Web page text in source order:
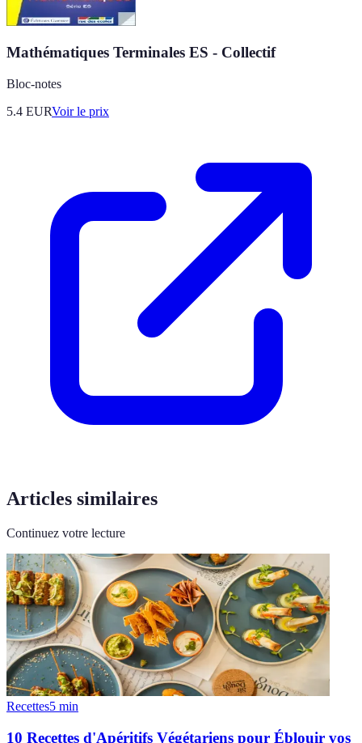
Mathématiques Terminales ES - Collectif
Bloc-notes
5.4 EURVoir le prix
Articles similaires
Continuez votre lecture
Recettes5 min
10 Recettes d'Apéritifs Végétariens pour Éblouir vos